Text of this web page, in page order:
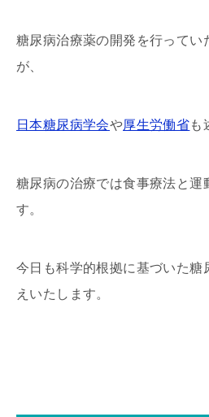
糖尿病治療薬の開発を行ってい
が、
日本糖尿病学会や厚生労働省も
糖尿病の治療では食事療法と運
す。
今日も科学的根拠に基づいた糖
えいたします。